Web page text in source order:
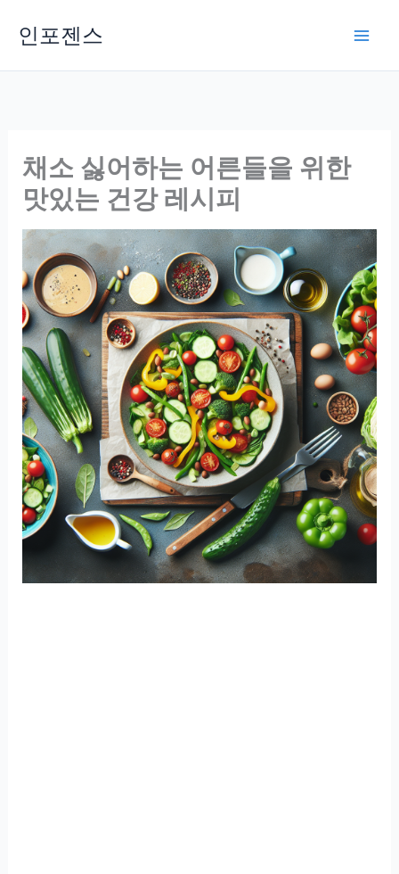
인포젠스
채소 싫어하는 어른들을 위한
맛있는 건강 레시피